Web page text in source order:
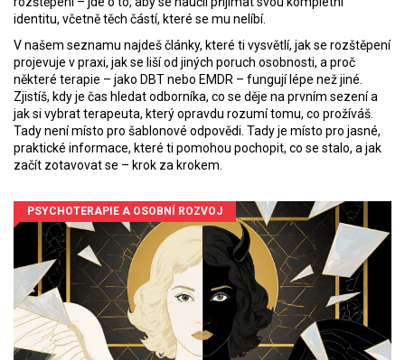
identitu, včetně těch částí, které se mu nelíbí.
V našem seznamu najdeš články, které ti vysvětlí, jak se rozštěpení
projevuje v praxi, jak se liší od jiných poruch osobnosti, a proč
některé terapie – jako DBT nebo EMDR – fungují lépe než jiné.
Zjistíš, kdy je čas hledat odborníka, co se děje na prvním sezení a
jak si vybrat terapeuta, který opravdu rozumí tomu, co prožíváš.
Tady není místo pro šablonové odpovědi. Tady je místo pro jasné,
praktické informace, které ti pomohou pochopit, co se stalo, a jak
začít zotavovat se – krok za krokem.
PSYCHOTERAPIE A OSOBNÍ ROZVOJ